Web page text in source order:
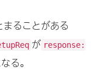
ることがある
が response:
る。